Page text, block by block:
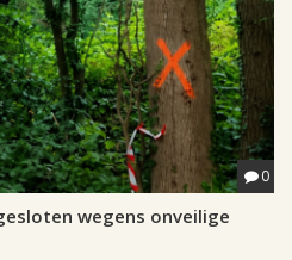
0
wegens onveilige